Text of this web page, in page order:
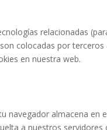
relacionadas
colocadas por terceros
en nuestra web.
navegador almacena en
a nuestros servidores